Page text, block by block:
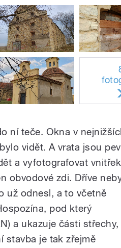
ní teče. Okna v
vidět. A vrata jsou
a vyfotografovat
obvodové zdi. Dříve
už odnesl, a to včetně
pod který
a ukazuje části střechy,
stavba je tak zřejmě